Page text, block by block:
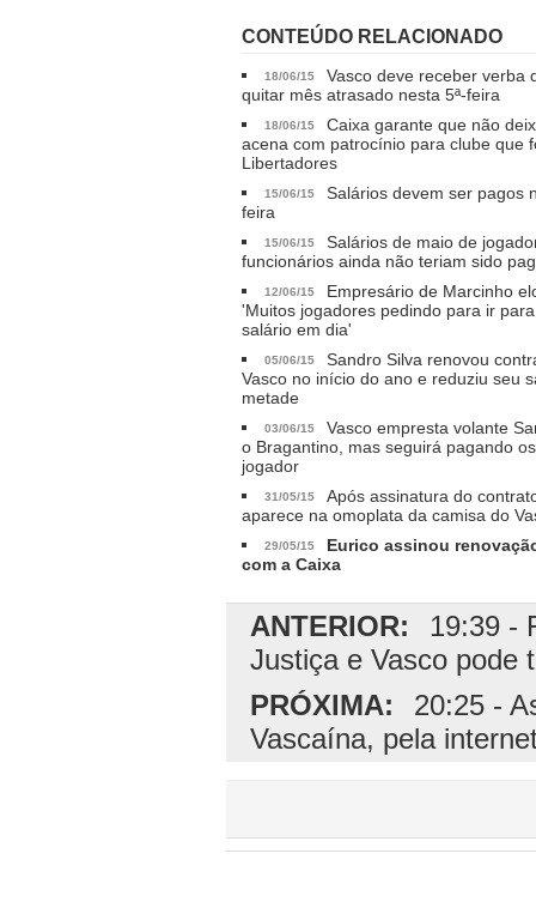
CONTEÚDO RELACIONADO
18/06/15
Vasco deve receber verba
quitar mês atrasado nesta 5ª-feira
18/06/15
Caixa garante que não
acena com patrocínio para clube que
Libertadores
15/06/15
Salários devem ser pagos
feira
15/06/15
Salários de maio de
funcionários ainda não teriam sido
12/06/15
Empresário de Marcinho
'Muitos jogadores pedindo para ir
salário em dia'
05/06/15
Sandro Silva renovou
Vasco no início do ano e reduziu seu
metade
03/06/15
Vasco empresta volante
o Bragantino, mas seguirá pagando
jogador
31/05/15
Após assinatura do
aparece na omoplata da camisa do
29/05/15
Eurico assinou
com a Caixa
ANTERIOR:
19:39 -
Justiça e Vasco pode
PRÓXIMA:
20:25 -
Vascaína, pela